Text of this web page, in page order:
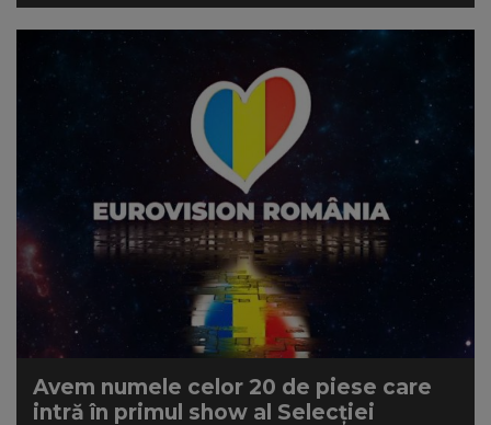
Avem numele celor 20 de piese care
intră în primul show al Selecției